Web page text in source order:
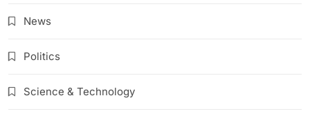
News
Politics
Science & Technology